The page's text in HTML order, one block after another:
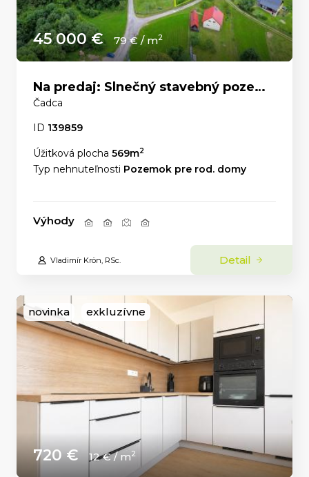
45 000 € 79 € / m2
Na predaj: Slnečný stavebný pozemok 569 m² – Čadca, časť U Líšky
Čadca
ID 139859
Úžitková plocha 569m2
Typ nehnuteľnosti Pozemok pre rod. domy
Výhody
Vladimír Krön, RSc. Detail
novinka exkluzívne
720 € 12 € / m2